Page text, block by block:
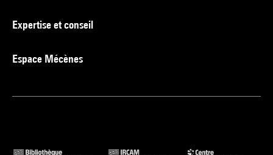
Expertise et conseil
Espace Mécènes